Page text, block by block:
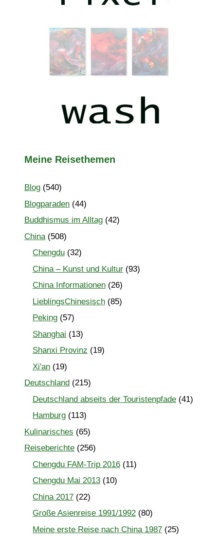
Meine Reisethemen
Blog (540)
Blogparaden (44)
Buddhismus im Alltag (42)
China (508)
Chengdu (32)
China – Kunst und Kultur (93)
China Informationen (26)
LieblingsChinesisch (85)
Peking (57)
Shanghai (13)
Shanxi Provinz (19)
Xi'an (19)
Deutschland (215)
Deutschland abseits der Touristenpfade (41)
Hamburg (113)
Kulinarisches (65)
Reiseberichte (256)
Chengdu FAM-Trip 2016 (11)
Chengdu Mai 2013 (10)
China 2017 (22)
Große Asienreise 1991/1992 (80)
Meine erste Reise nach China 1987 (25)